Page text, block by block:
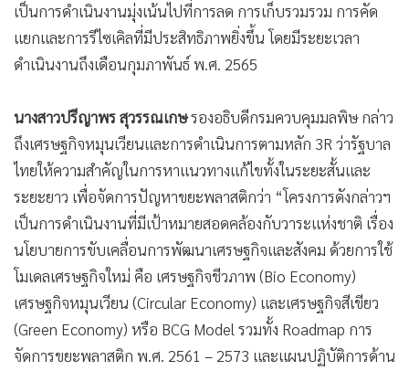
• กองทุนรวม
• Celeb Online
•
• Gotomanager
เป็นการดำเนินงานมุ่งเน้นไปที่การลด การเก็บรวมรวม การคัด
แยกและการรีไซเคิลที่มีประสิทธิภาพยิ่งขึ้น โดยมีระยะเวลา
ดำเนินงานถึงเดือนกุมภาพันธ์ พ.ศ. 2565
นางสาวปรีญาพร สุวรรณเกษรองอธิบดีกรมควบคุมมลพิษ กล่าว
ถึงเศรษฐกิจหมุนเวียนและการดำเนินการตามหลัก 3R ว่ารัฐบาล
ไทยให้ความสำคัญในการหาแนวทางแก้ไขทั้งในระยะสั้นและ
ระยะยาว เพื่อจัดการปัญหาขยะพลาสติกว่า “โครงการดังกล่าวฯ
เป็นการดำเนินงานที่มีเป้าหมายสอดคล้องกับวาระแห่งชาติ เรื่อง
นโยบายการขับเคลื่อนการพัฒนาเศรษฐกิจและสังคม ด้วยการใช้
โมเดลเศรษฐกิจใหม่ คือ เศรษฐกิจชีวภาพ (Bio Economy)
เศรษฐกิจหมุนเวียน (Circular Economy) และเศรษฐกิจสีเขียว
(Green Economy) หรือ BCG Model รวมทั้ง Roadmap การ
จัดการขยะพลาสติก พ.ศ. 2561 – 2573 และแผนปฏิบัติการด้าน